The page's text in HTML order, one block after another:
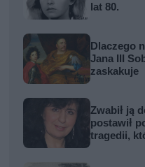
lat 80.
Dlaczego
Jana III
zaskakuje
Zwabił ją
postawił
tragedii,